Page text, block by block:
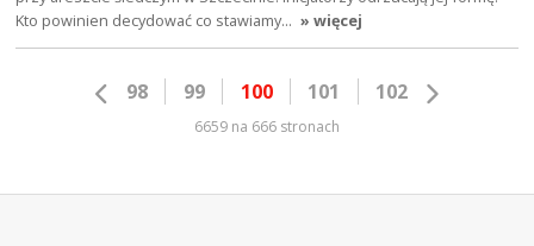
Kto powinien decydować co stawiamy… » więcej
98 99 100 101 102
6659 na 666 stronach